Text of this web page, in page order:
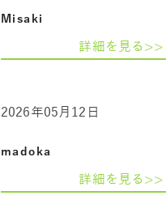
Misaki
詳細を見る>>
madoka
2026年05月12日
詳細を見る>>